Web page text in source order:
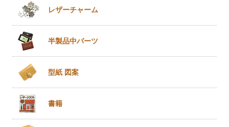
レザーチャーム
半製品中パーツ
型紙 図案
書籍